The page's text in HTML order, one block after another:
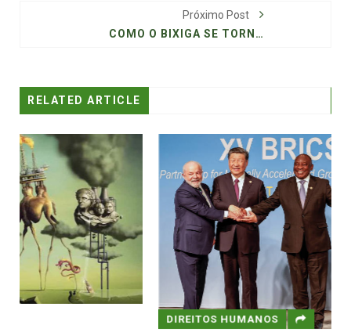
Próximo Post
COMO O BIXIGA SE TORNOU O BUNKER VERMELHO NO CORAÇÃO DE SÃO PAULO
RELATED ARTICLE